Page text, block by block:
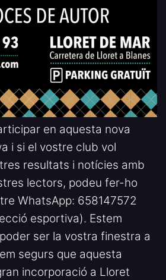
en aquesta nova
i si el vostre club vol
resultats i notícies amb
lectors, podeu fer-ho
WhatsApp: 658147572
esportiva). Estem
ser la vostra finestra a
segurs que aquesta
incorporació a Lloret